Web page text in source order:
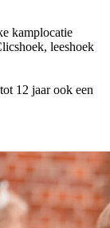
kamplocatie
leeshoek
12 jaar ook een